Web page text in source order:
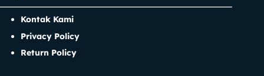
Kontak Kami
Privacy Policy
Return Policy